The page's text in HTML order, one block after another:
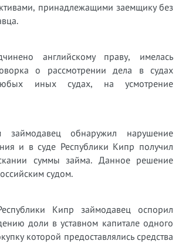
принадлежащими заемщику без
английскому праву, имелась
о рассмотрении дела в судах
иных судах, на усмотрение
займодавец обнаружил нарушение
и в суде Республики Кипр получил
суммы займа. Данное решение
судом.
Кипр займодавец оспорил
доли в уставном капитале одного
которой предоставлялись средства